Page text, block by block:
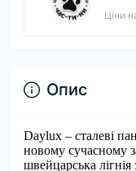
Ціни
Опис
Daylux – сталеві
новому сучасному
швейцарська лігнія